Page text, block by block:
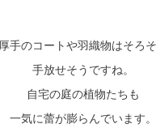
厚手のコートや羽織物はそろ
手放せそうですね。
自宅の庭の植物たちも
一気に蕾が膨らんでいます。